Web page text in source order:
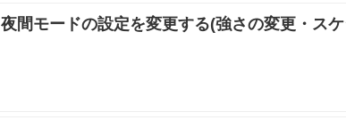
夜間モードの設定を変更する(強さの変更・ス